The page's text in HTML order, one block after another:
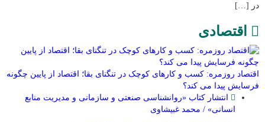
در […]
اقتصادی
اقتصاد روزمره: کسب‌ و کارهای کوچک در تنگنای بقا؛ اقتصاد از پایین چگونه
فرسایش پیدا می کند؟
انتشار کتاب «روانشناسی صنعتی و سازمانی و مدیریت منابع
انسانی» / محمد غبیشاوی